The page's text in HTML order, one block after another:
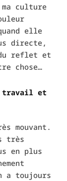
culture
elle
directe,
du reflet et
chose…
travail et
mouvant.
très
en plus
a toujours